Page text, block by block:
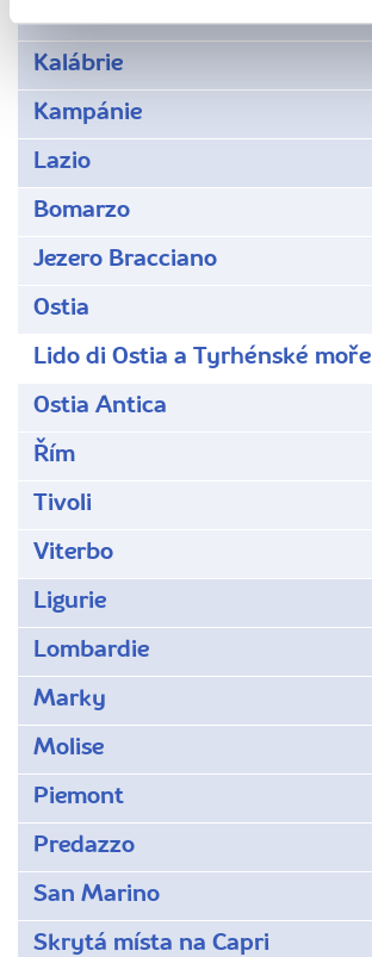
Kalábrie
Kampánie
Lazio
Bomarzo
Jezero Bracciano
Ostia
Lido di Ostia a Tyrhénské moře
Ostia Antica
Řím
Tivoli
Viterbo
Ligurie
Lombardie
Marky
Molise
Piemont
Predazzo
San Marino
Skrytá místa na Capri